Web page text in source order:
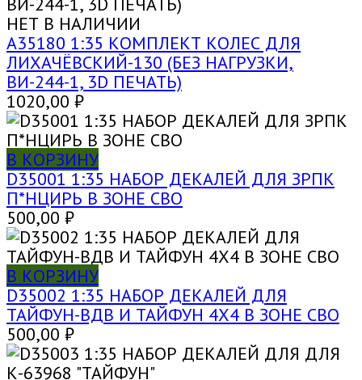
НЕТ В НАЛИЧИИ
A35180 1:35 КОМПЛЕКТ КОЛЕС ДЛЯ
ЛИХАЧЁВСКИЙ-130 (БЕЗ НАГРУЗКИ,
ВИ-244-1, 3D ПЕЧАТЬ)
1020,00 ₽
В КОРЗИНУ
D35001 1:35 НАБОР ДЕКАЛЕЙ ДЛЯ ЗРПК
П*НЦИРЬ В ЗОНЕ СВО
500,00 ₽
В КОРЗИНУ
D35002 1:35 НАБОР ДЕКАЛЕЙ ДЛЯ
ТАЙФУН-ВДВ И ТАЙФУН 4Х4 В ЗОНЕ СВО
500,00 ₽